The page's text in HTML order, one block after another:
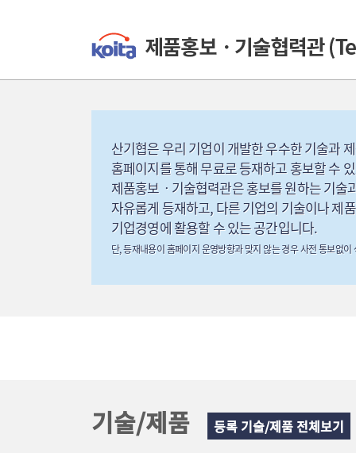
산기협은 우리 기업이 개발한 우수한 기술과
홈페이지를 통해 무료로 등재하고 홍보할 수
제품홍보ㆍ기술협력관은 홍보를 원하는 기술
자유롭게 등재하고, 다른 기업의 기술이나 제
기업경영에 활용할 수 있는 공간입니다.
단, 등재내용이 홈페이지 운영방향과 맞지 않는 경우 사전 통보없
기술/제품 등록 기술/제품 전체보기